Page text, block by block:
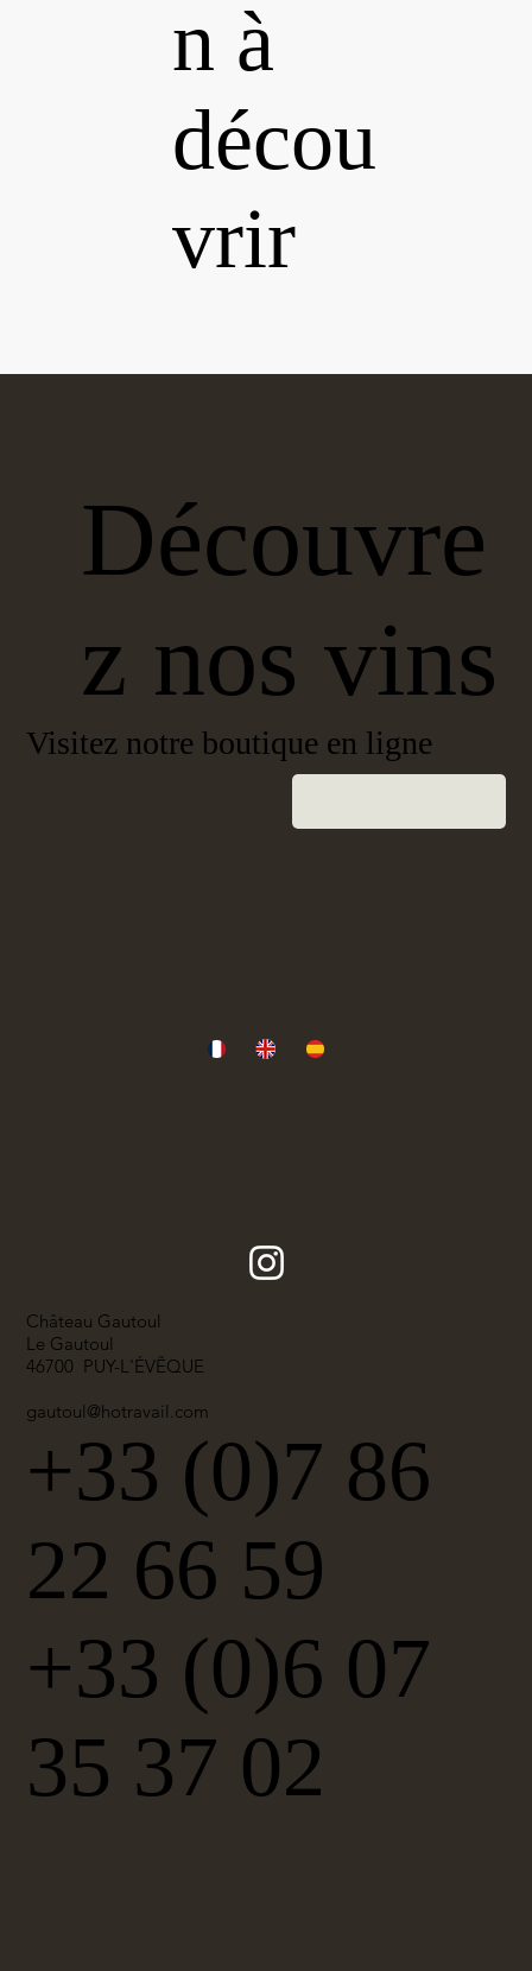
n à
décou
vrir
Découvre
z nos vins
Visitez notre boutique en ligne
Château Gautoul
Le Gautoul
46700 PUY-L'ÉVÊQUE
gautoul@hotravail.com
+33 (0)7 86
22 66 59
+33 (0)6 07
35 37 02